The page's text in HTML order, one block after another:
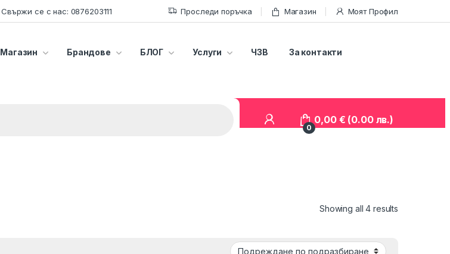
Свържи се с нас: 0876203111 Проследи поръчка Магазин Моят Профил
Магазин Брандове БЛОГ Услуги ЧЗВ За контакти
0
0,00 € (0.00 лв.)
Showing all 4 results